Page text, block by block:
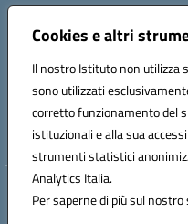
Cookies e altri
Il nostro Istituto non utilizza
sono utilizzati
corretto funzionamento del
istituzionali e alla sua
strumenti statistici
Analytics Italia.
Per saperne di più sul
Indirizzo:Corso Vittorio
Posta elettronica certificata
Codice fiscale: 97308550827
Codice meccanografico:
Hosting &
Concept &